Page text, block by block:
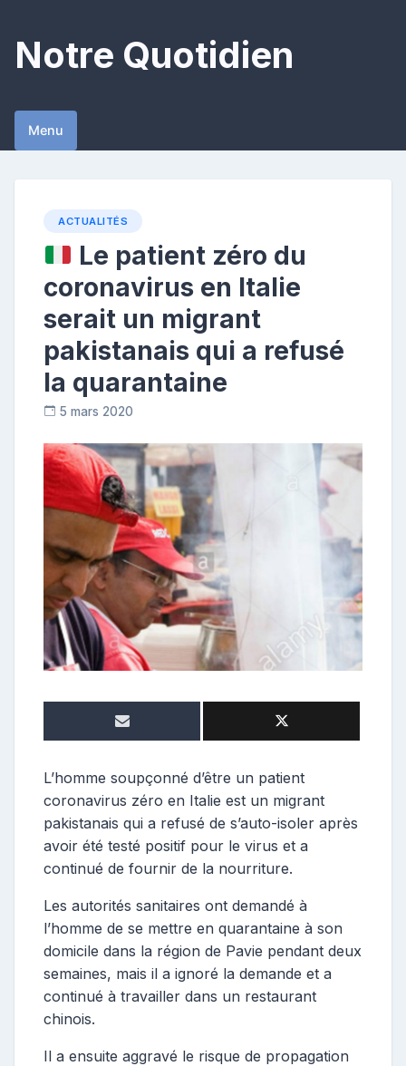
content
Notre Quotidien
Menu
ACTUALITÉS
Le patient zéro du
coronavirus en Italie
serait un migrant
pakistanais qui a refusé
la quarantaine
5 mars 2020
e
p
o
s
t
e
u
r
L’homme soupçonné d’être un patient
coronavirus zéro en Italie est un migrant
pakistanais qui a refusé de s’auto-isoler après
avoir été testé positif pour le virus et a
continué de fournir de la nourriture.
Les autorités sanitaires ont demandé à
l’homme de se mettre en quarantaine à son
domicile dans la région de Pavie pendant deux
semaines, mais il a ignoré la demande et a
continué à travailler dans un restaurant
chinois.
Il a ensuite aggravé le risque de propagation